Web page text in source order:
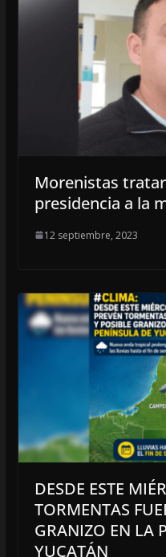
Morenistas
presidencia a la
12 septiembre, 2023
DESDE ESTE
TORMENTAS
GRANIZO EN LA
YUCATÁN